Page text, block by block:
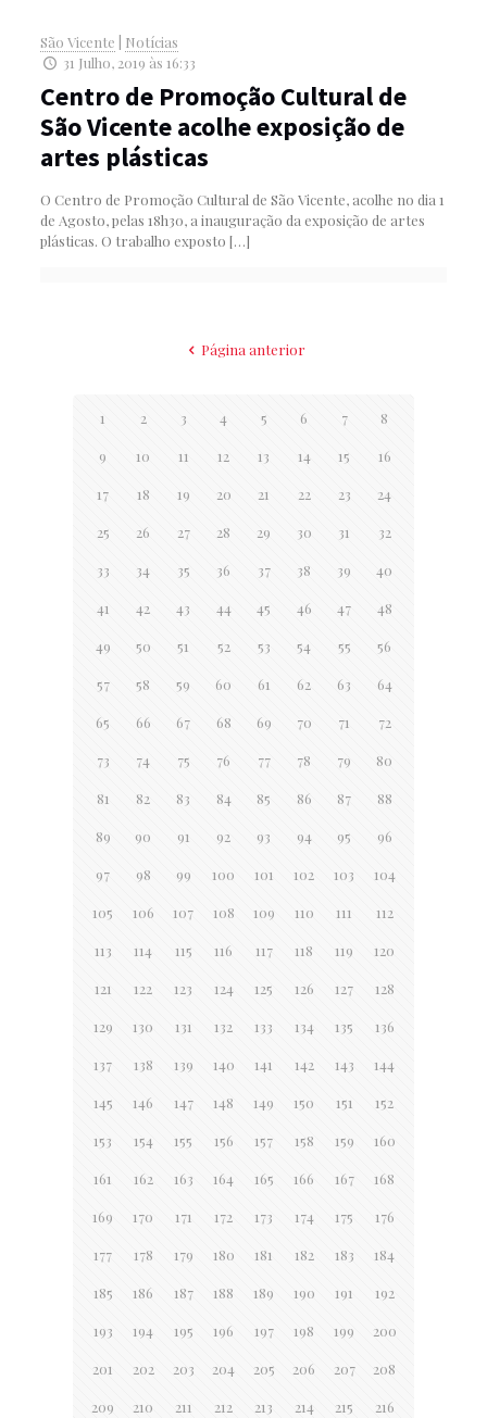
São Vicente
Notícias
31 Julho, 2019 às 16:33
Centro de Promoção Cultural de
São Vicente acolhe exposição de
artes plásticas
O Centro de Promoção Cultural de São Vicente, acolhe no dia 1
de Agosto, pelas 18h30, a inauguração da exposição de artes
plásticas. O trabalho exposto […]
Página anterior
1 2 3 4 5 6 7 8
9 10 11 12 13 14 15 16
17 18 19 20 21 22 23 24
25 26 27 28 29 30 31 32
33 34 35 36 37 38 39 40
41 42 43 44 45 46 47 48
49 50 51 52 53 54 55 56
57 58 59 60 61 62 63 64
65 66 67 68 69 70 71 72
73 74 75 76 77 78 79 80
81 82 83 84 85 86 87 88
89 90 91 92 93 94 95 96
97 98 99 100 101 102 103 104
105 106 107 108 109 110 111 112
113 114 115 116 117 118 119 120
121 122 123 124 125 126 127 128
129 130 131 132 133 134 135 136
137 138 139 140 141 142 143 144
145 146 147 148 149 150 151 152
153 154 155 156 157 158 159 160
161 162 163 164 165 166 167 168
169 170 171 172 173 174 175 176
177 178 179 180 181 182 183 184
185 186 187 188 189 190 191 192
193 194 195 196 197 198 199 200
201 202 203 204 205 206 207 208
209 210 211 212 213 214 215 216